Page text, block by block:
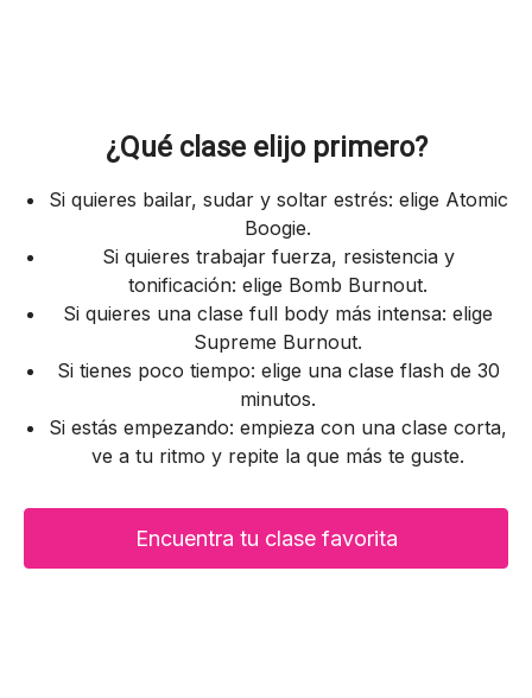
¿Qué clase elijo primero?
Si quieres bailar, sudar y soltar estrés: elige Atomic
Boogie.
Si quieres trabajar fuerza, resistencia y
tonificación: elige Bomb Burnout.
Si quieres una clase full body más intensa: elige
Supreme Burnout.
Si tienes poco tiempo: elige una clase flash de 30
minutos.
Si estás empezando: empieza con una clase corta,
ve a tu ritmo y repite la que más te guste.
Encuentra tu clase favorita